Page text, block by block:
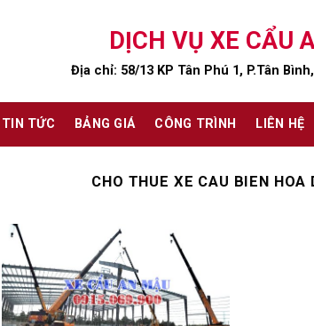
DỊCH VỤ XE CẨU
Địa chỉ: 58/13 KP Tân Phú 1, P.Tân
TIN TỨC BẢNG GIÁ CÔNG TRÌNH LIÊN HỆ
CHO THUE XE CAU BIEN HOA